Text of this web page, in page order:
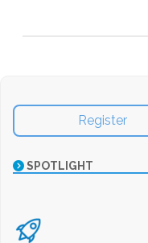
Register
SPOTLIGHT